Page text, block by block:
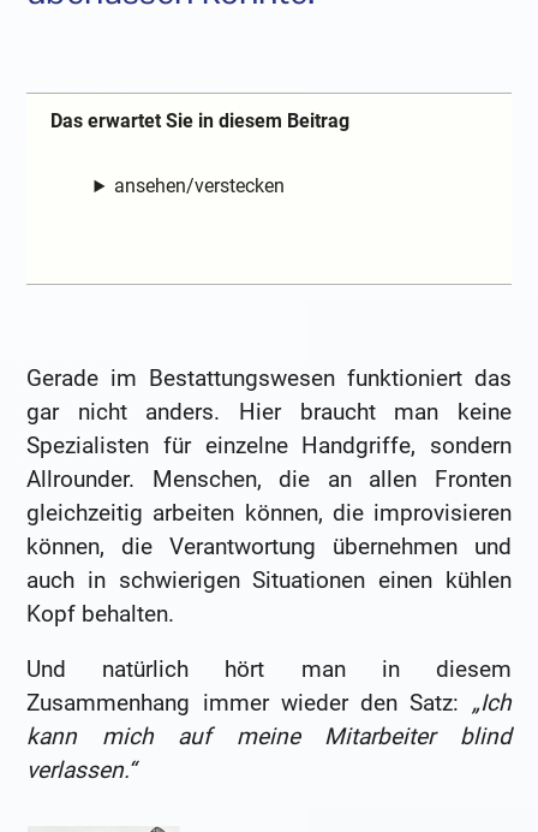
Das erwartet Sie in diesem Beitrag
ansehen/verstecken
Gerade im Bestattungswesen funktioniert das
gar nicht anders. Hier braucht man keine
Spezialisten für einzelne Handgriffe, sondern
Allrounder. Menschen, die an allen Fronten
gleichzeitig arbeiten können, die improvisieren
können, die Verantwortung übernehmen und
auch in schwierigen Situationen einen kühlen
Kopf behalten.
Und natürlich hört man in diesem
Zusammenhang immer wieder den Satz: „Ich
kann mich auf meine Mitarbeiter blind
verlassen.“